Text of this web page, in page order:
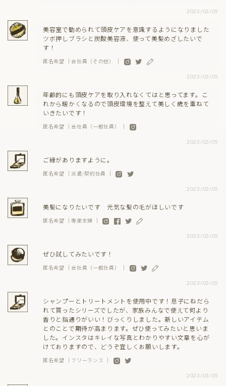
2023/03/05
美容室で勧められて頭皮ケアを意識するようになりました
ツボ押しブラシと炭酸美容液、使って美髪めざしたいで
す！
匿名希望 ｜会社員（その他） ｜
2023/03/05
年齢的にも頭皮ケアを取り入れなくてはと思ってます。こ
れから暖かくなるので頭皮環境を整えて美しく歳を重ねて
いきたいです！
匿名希望 ｜会社員（一般社員） ｜
2023/03/05
ご縁がありますように。
匿名希望 ｜派遣/契約社員 ｜
2023/03/05
美髪になりたいです 元気な髪の毛がほしいです
匿名希望 ｜専業主婦 ｜
2023/03/05
ぜひ試してみたいです！
匿名希望 ｜会社員（一般社員） ｜
2023/03/05
シャンプーとトリートメントを使用中です！息子にねだら
れて買ったシリーズでしたが、家族みんなで使えて何より
香りと指通りがいい！びっくりしました。新しいアイテム
とのことで期待が高まります。ぜひ使ってみたいと思いま
した。インスタはキレイな写真とわかりやすい文章を心が
けておりますので、どうぞ宜しくお願いします。
匿名希望 ｜フリーランス ｜
2023/03/05